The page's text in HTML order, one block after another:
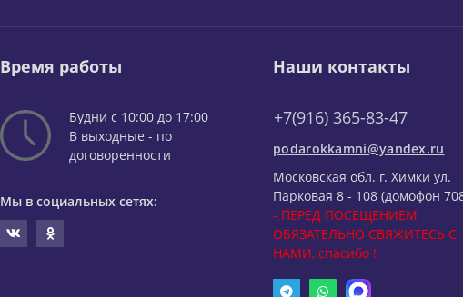
Время работы
Будни с 10:00 до 17:00
В выходные - по
договоренности
Мы в социальных сетях:
Наши контакты
+7(916) 365-83-47
podarokkamni@yandex.ru
Московская обл. г. Химки ул.
Парковая 8 - 108 (домофон
- ПЕРЕД ПОСЕЩЕНИЕМ
ОБЯЗАТЕЛЬНО СВЯЖИТЕСЬ С
НАМИ, спасибо !